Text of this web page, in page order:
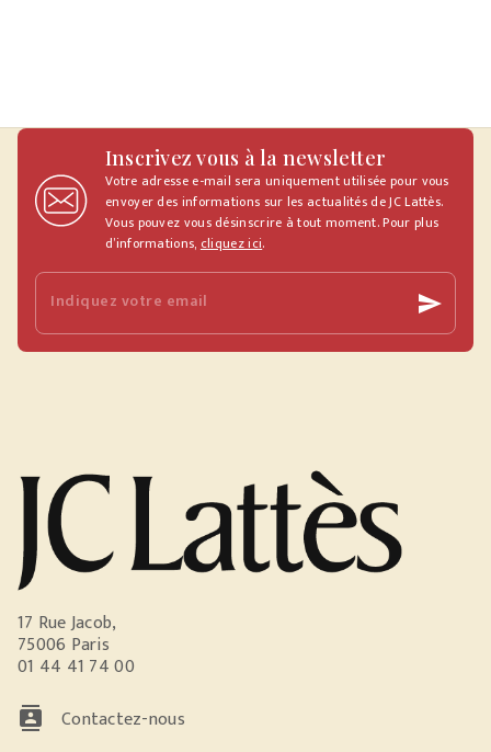
Inscrivez vous à la newsletter
Votre adresse e-mail sera uniquement utilisée pour vous
envoyer des informations sur les actualités de JC Lattès.
Vous pouvez vous désinscrire à tout moment. Pour plus
d’informations,cliquez ici.
Indiquez votre email send
17 Rue Jacob,
75006 Paris
01 44 41 74 00
contacts Contactez-nous